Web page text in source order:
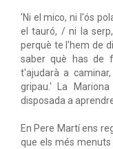
'Ni el mico, ni l'ós
el tauró, / ni la
perquè te l'hem de
saber què has de
t'ajudarà a
gripau.' La
disposada a
En Pere Martí ens
que els més menuts